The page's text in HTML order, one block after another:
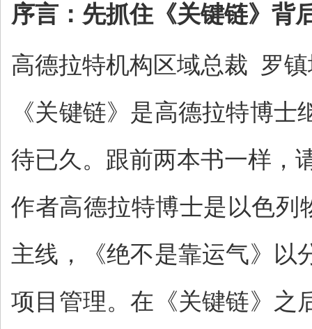
序言：先抓住《关键链》背
高德拉特机构区域总裁 罗
《关键链》是高德拉特博
待已久。跟前两本书一样，
作者高德拉特博士是以色列
主线，《绝不是靠运气》以
项目管理。在《关键链》之